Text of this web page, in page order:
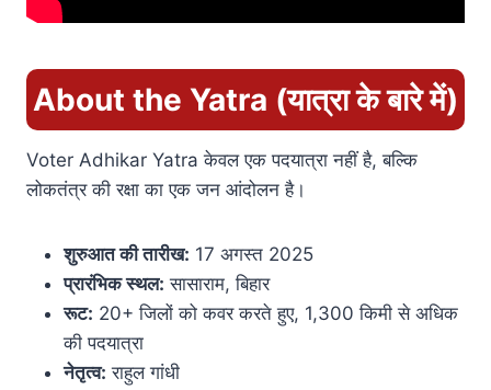
About the Yatra (यात्रा के बारे में)
Voter Adhikar Yatra केवल एक पदयात्रा नहीं है, बल्कि
लोकतंत्र की रक्षा का एक जन आंदोलन है।
शुरुआत की तारीख: 17 अगस्त 2025
प्रारंभिक स्थल: सासाराम, बिहार
रूट: 20+ जिलों को कवर करते हुए, 1,300 किमी से अधिक
की पदयात्रा
नेतृत्व: राहुल गांधी